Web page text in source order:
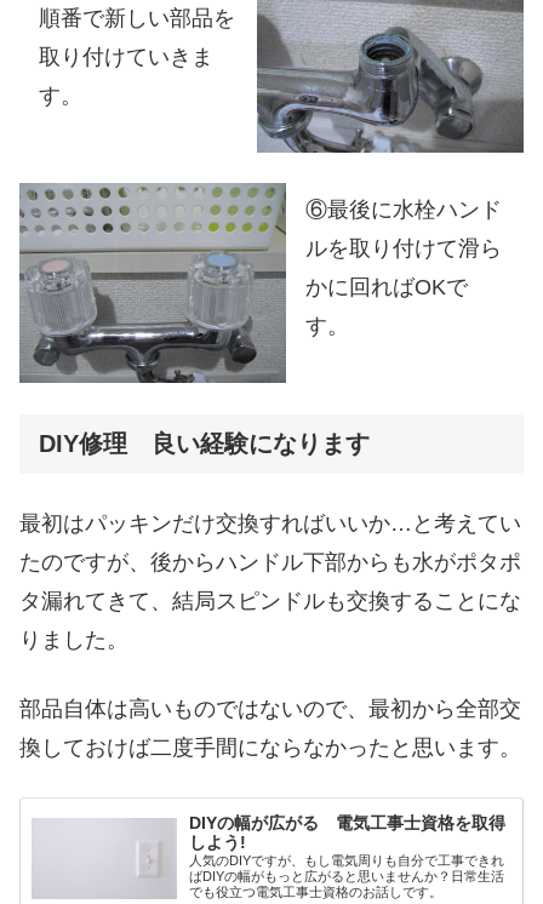
順番で新しい部品を
取り付けていきま
す。
⑥最後に水栓ハンド
ルを取り付けて滑ら
かに回ればOKで
す。
DIY修理 良い経験になります
最初はパッキンだけ交換すればいいか…と考えてい
たのですが、後からハンドル下部からも水がポタポ
タ漏れてきて、結局スピンドルも交換することにな
りました。
部品自体は高いものではないので、最初から全部交
換しておけば二度手間にならなかったと思います。
DIYの幅が広がる 電気工事士資格を取得
しよう!
人気のDIYですが、もし電気周りも自分で工事できれ
ばDIYの幅がもっと広がると思いませんか？日常生活
でも役立つ電気工事士資格のお話しです。